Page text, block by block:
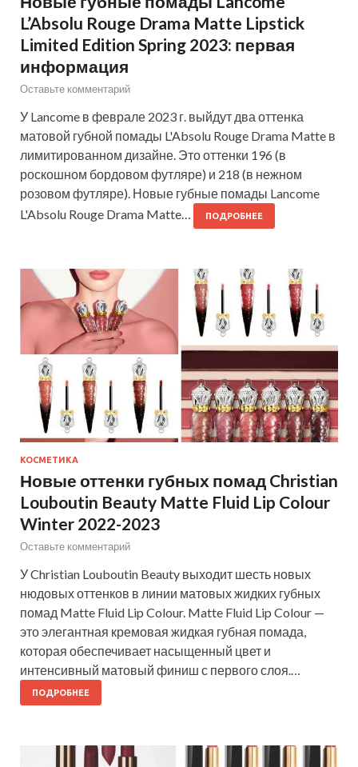
L’Absolu Rouge Drama Matte Lipstick
Limited Edition Spring 2023: первая
информация
Оставьте комментарий
У Lancome в феврале 2023 г. выйдут два оттенка
матовой губной помады L'Absolu Rouge Drama Matte в
лимитированном дизайне. Это оттенки 196 (в
роскошном бордовом футляре) и 218 (в нежном
розовом футляре). Новые губные помады Lancome
L'Absolu Rouge Drama Matte…
ПОДРОБНЕЕ
КОСМЕТИКА
Новые оттенки губных помад Christian
Louboutin Beauty Matte Fluid Lip Colour
Winter 2022-2023
Оставьте комментарий
У Christian Louboutin Beauty выходит шесть новых
нюдовых оттенков в линии матовых жидких губных
помад Matte Fluid Lip Colour. Matte Fluid Lip Colour —
это элегантная кремовая жидкая губная помада,
которая обеспечивает насыщенный цвет и
интенсивный матовый финиш с первого слоя.…
ПОДРОБНЕЕ